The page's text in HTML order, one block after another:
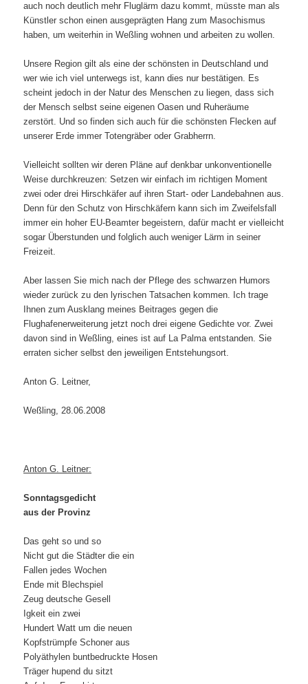
auch noch deutlich mehr Fluglärm dazu kommt, müsste man als
Künstler schon einen ausgeprägten Hang zum Masochismus
haben, um weiterhin in Weßling wohnen und arbeiten zu wollen.
Unsere Region gilt als eine der schönsten in Deutschland und
wer wie ich viel unterwegs ist, kann dies nur bestätigen. Es
scheint jedoch in der Natur des Menschen zu liegen, dass sich
der Mensch selbst seine eigenen Oasen und Ruheräume
zerstört. Und so finden sich auch für die schönsten Flecken auf
unserer Erde immer Totengräber oder Grabherrn.
Vielleicht sollten wir deren Pläne auf denkbar unkonventionelle
Weise durchkreuzen: Setzen wir einfach im richtigen Moment
zwei oder drei Hirschkäfer auf ihren Start- oder Landebahnen aus.
Denn für den Schutz von Hirschkäfern kann sich im Zweifelsfall
immer ein hoher EU-Beamter begeistern, dafür macht er vielleicht
sogar Überstunden und folglich auch weniger Lärm in seiner
Freizeit.
Aber lassen Sie mich nach der Pflege des schwarzen Humors
wieder zurück zu den lyrischen Tatsachen kommen. Ich trage
Ihnen zum Ausklang meines Beitrages gegen die
Flughafenerweiterung jetzt noch drei eigene Gedichte vor. Zwei
davon sind in Weßling, eines ist auf La Palma entstanden. Sie
erraten sicher selbst den jeweiligen Entstehungsort.
Anton G. Leitner,
Weßling, 28.06.2008
Anton G. Leitner:
Sonntagsgedicht
aus der Provinz
Das geht so und so
Nicht gut die Städter die ein
Fallen jedes Wochen
Ende mit Blechspiel
Zeug deutsche Gesell
Igkeit ein zwei
Hundert Watt um die neuen
Kopfstrümpfe Schoner aus
Polyäthylen buntbedruckte Hosen
Träger hupend du sitzt